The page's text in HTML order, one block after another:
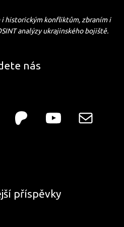
i historickým konfliktům, zbraním i
analýzy ukrajinského bojiště.
nás
příspěvky